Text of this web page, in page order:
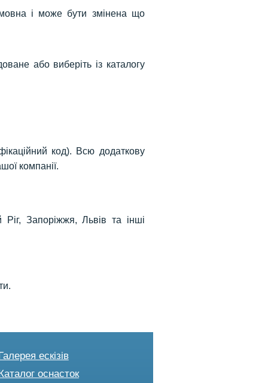
і може бути змінена що
або виберіть із каталогу
код). Всю додаткову
компанії.
Запоріжжя, Львів та інші
ескізів
оснасток